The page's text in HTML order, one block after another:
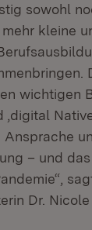
sowohl
kleine
wichtigen
– und
Dr.